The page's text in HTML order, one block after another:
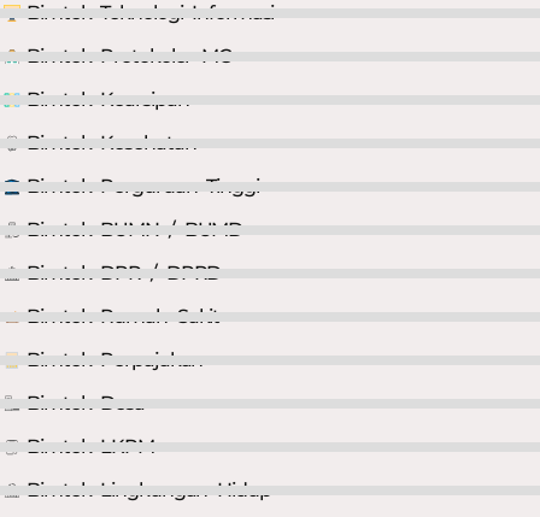
Bimtek Teknologi Informasi
Bimtek Protokoler MC
Bimtek Kearsipan
Bimtek Kesehatan
Bimtek Perguruan Tinggi
Bimtek BUMN / BUMD
Bimtek DPR / DPRD
Bimtek Rumah Sakit
Bimtek Perpajakan
Bimtek Desa
Bimtek LKPM
Bimtek Lingkungan Hidup